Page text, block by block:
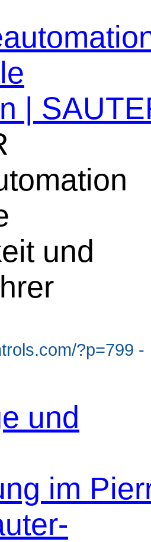
|
und
?p=799 -
und
im